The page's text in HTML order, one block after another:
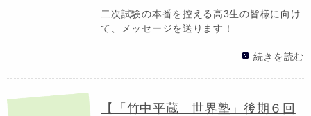
二次試験の本番を控える高3生の皆様に向け
て、メッセージを送ります！
続きを読む
【「竹中平蔵 世界塾」後期６回